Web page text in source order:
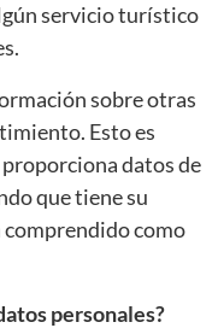
servicio turístico
sobre otras
Esto es
datos de
que tiene su
comprendido como
personales?